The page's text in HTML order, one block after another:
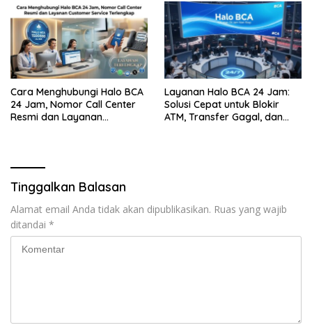
Cara Menghubungi Halo BCA
24 Jam, Nomor Call Center
Resmi dan Layanan
Layanan Halo BCA 24 Jam:
Solusi Cepat untuk Blokir
ATM, Transfer Gagal, dan
Tinggalkan Balasan
Alamat email Anda tidak akan dipublikasikan. Ruas yang wajib
ditandai *